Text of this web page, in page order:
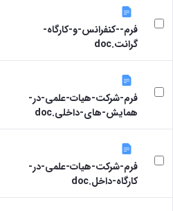
فرم--کنفرانس-و-کارگاه-
گرانت.doc
فرم-شرکت-هیات-علمی-در-
همایش-های-داخلی.doc
فرم-شرکت-هیات-علمی-در-
کارگاه-داخل.doc